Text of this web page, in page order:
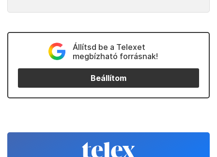
Állítsd be a Telexet
megbízható forrásnak!
Beállítom